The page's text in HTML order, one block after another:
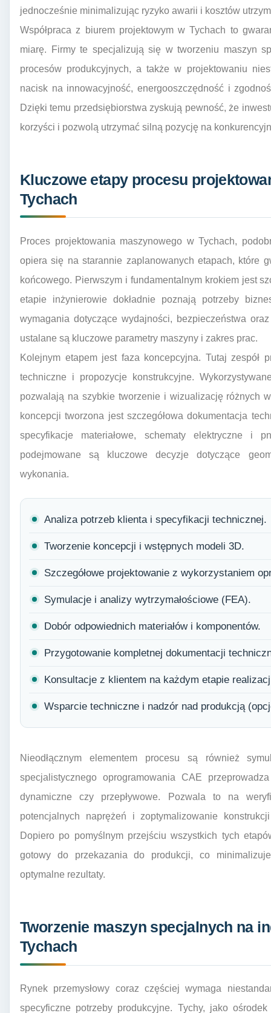
jednocześnie minimalizując ryzyko awarii i kosztów
Współpraca z biurem projektowym w Tychach to
miarę. Firmy te specjalizują się w tworzeniu maszyn
procesów produkcyjnych, a także w projektowaniu
nacisk na innowacyjność, energooszczędność i
Dzięki temu przedsiębiorstwa zyskują pewność, że
korzyści i pozwolą utrzymać silną pozycję na
Kluczowe etapy procesu
Tychach
Proces projektowania maszynowego w Tychach,
opiera się na starannie zaplanowanych etapach, które
końcowego. Pierwszym i fundamentalnym krokiem jest
etapie inżynierowie dokładnie poznają potrzeby
wymagania dotyczące wydajności, bezpieczeństwa
ustalane są kluczowe parametry maszyny i zakres prac.
Kolejnym etapem jest faza koncepcyjna. Tutaj zespół
techniczne i propozycje konstrukcyjne.
pozwalają na szybkie tworzenie i wizualizację różnych
koncepcji tworzona jest szczegółowa dokumentacja
specyfikacje materiałowe, schematy elektryczne i
podejmowane są kluczowe decyzje dotyczące
wykonania.
Analiza potrzeb klienta i specyfikacji technicznej.
Tworzenie koncepcji i wstępnych modeli 3D.
Szczegółowe projektowanie z wykorzystaniem
Symulacje i analizy wytrzymałościowe (FEA).
Dobór odpowiednich materiałów i komponentów.
Przygotowanie kompletnej dokumentacji
Konsultacje z klientem na każdym etapie
Wsparcie techniczne i nadzór nad produkcją
Nieodłącznym elementem procesu są również
specjalistycznego oprogramowania CAE
dynamiczne czy przepływowe. Pozwala to na
potencjalnych naprężeń i zoptymalizowanie
Dopiero po pomyślnym przejściu wszystkich tych
gotowy do przekazania do produkcji, co
optymalne rezultaty.
Tworzenie maszyn specjalnych na
Tychach
Rynek przemysłowy coraz częściej wymaga
specyficzne potrzeby produkcyjne. Tychy, jako